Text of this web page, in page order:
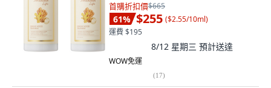
首購折扣價$665
61% $255 ($2.55/10ml)
運費 $195
8/12 星期三 預計送達
WOW免運
(17)